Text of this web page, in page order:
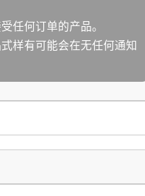
任何订单的产品。
样有可能会在无任何通知